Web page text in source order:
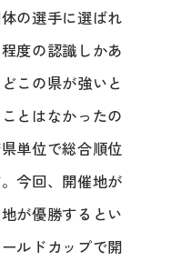
の選手に選ばれ
度の認識しかあ
この県が強いと
とはなかったの
単位で総合順位
今回、開催地が
が優勝するとい
ルドカップで開